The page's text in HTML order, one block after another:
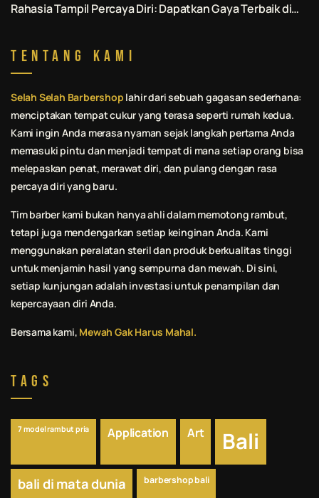
Rahasia Tampil Percaya Diri: Dapatkan Gaya Terbaik di
Tentang Kami
Selah Selah Barbershop lahir dari sebuah gagasan sederhana:
menciptakan tempat cukur yang terasa seperti rumah kedua.
Kami ingin Anda merasa nyaman sejak langkah pertama Anda
memasuki pintu dan menjadi tempat di mana setiap orang bisa
melepaskan penat, merawat diri, dan pulang dengan rasa
percaya diri yang baru.
Tim barber kami bukan hanya ahli dalam memotong rambut,
tetapi juga mendengarkan setiap keinginan Anda. Kami
menggunakan peralatan steril dan produk berkualitas tinggi
untuk menjamin hasil yang sempurna dan mewah. Di sini,
setiap kunjungan adalah investasi untuk penampilan dan
kepercayaan diri Anda.
Bersama kami, Mewah Gak Harus Mahal.
Tags
7 model rambut pria Application Art Bali
bali di mata dunia barbershop bali